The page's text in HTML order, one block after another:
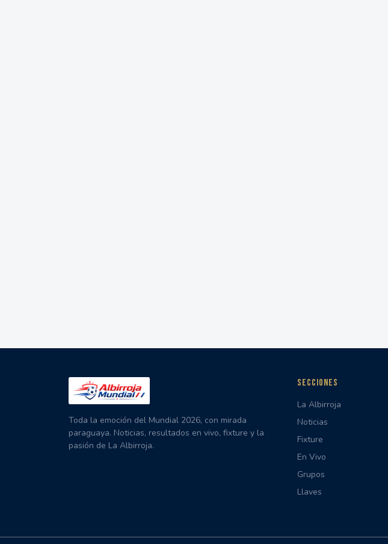
Toda la emoción del Mundial 2026, con mirada
paraguaya. Noticias, resultados en vivo, fixture y la
pasión de La Albirroja.
SECCIONES
La Albirroja
Noticias
Fixture
En Vivo
Grupos
Llaves